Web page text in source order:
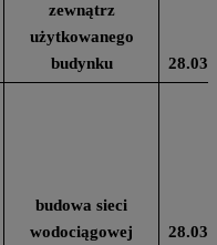
zewnątrz
użytkowanego
budynku
budowa sieci
wodociągowej